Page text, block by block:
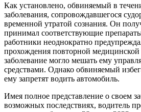
Как установлено, обвиняемый в
заболевания, сопровождавшегося
временной утратой сознания. Он
принимал соответствующие
работники неоднократно
прохождения повторной медицинской
заболевание могло мешать ему
средствами. Однако обвиняемый
ему запретят водить автомобиль.
Имея полное представление о своем
возможных последствиях, водитель